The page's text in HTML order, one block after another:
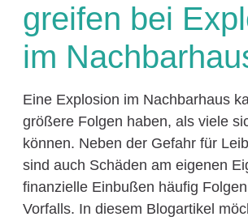
greifen bei
im
Eine Explosion im Nachbarhaus
größere Folgen haben, als viele
können. Neben der Gefahr für
sind auch Schäden am eigenen
finanzielle Einbußen häufig
Vorfalls. In diesem Blogartikel